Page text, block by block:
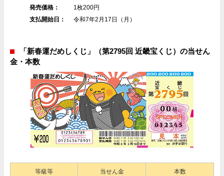
発売価格：
1枚200円
支払開始日：
令和7年2月17日（月）
「新春運だめしくじ」（第2795回 近畿宝くじ）の当せん
金・本数
等級等 当せん金 本数